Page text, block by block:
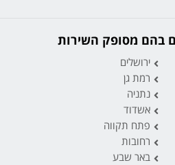
בהם מסופק השירות
ירושלים
רמת גן
נתניה
אשדוד
פתח תקווה
רחובות
באר שבע